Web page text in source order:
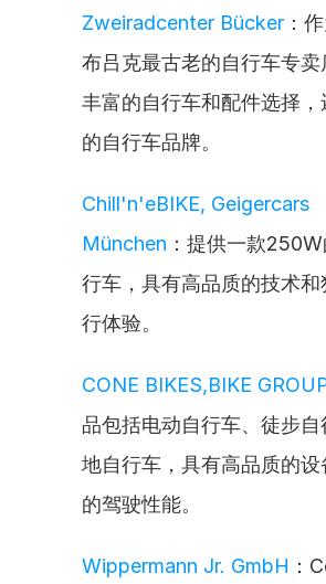
Zweiradcenter Bücker ：
布吕克最古老的自行车专卖
丰富的自行车和配件选择，
的自行车品牌。
Chill'n'eBIKE, Geigercars
München ：提供一款
行车，具有高品质的技术和
行体验。
CONE BIKES,BIKE
品包括电动自行车、徒步自
地自行车，具有高品质的设
的驾驶性能。
Wippermann Jr. GmbH ：